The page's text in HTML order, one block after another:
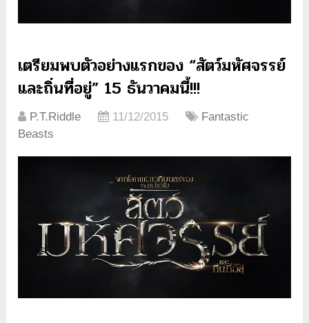
เตรียมพบตัวอย่างแรกของ “สัตว์มหัศจรรย์
และถิ่นที่อยู่” 15 ธันวาคมนี้!!!
P.T.Riddle 11/12/2015
Fantastic
Beasts